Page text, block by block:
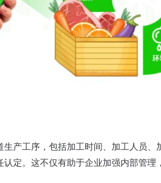
产工序，包括加工时间、加工人员
定。这不仅有助于企业加强内部管理